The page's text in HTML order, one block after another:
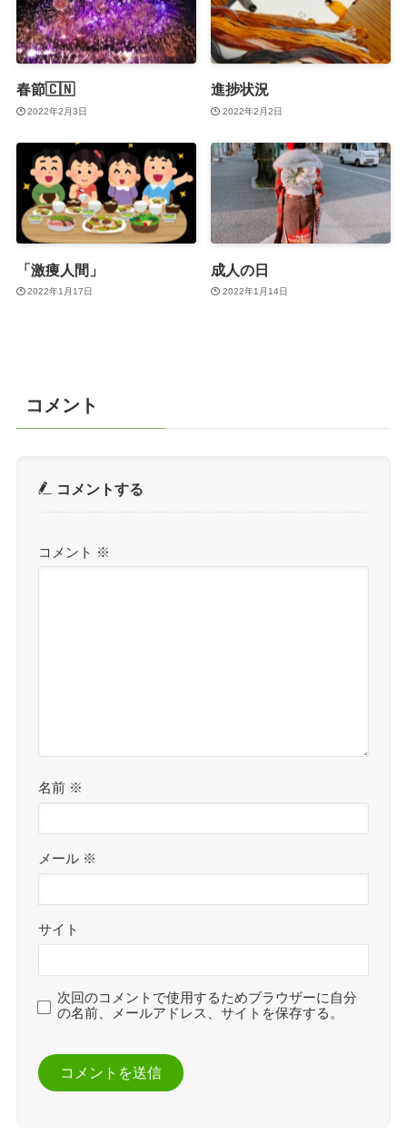
春節🇨🇳
2022年2月3日
進捗状況
2022年2月2日
「激痩人間」
2022年1月17日
成人の日
2022年1月14日
コメント
コメントする
コメント ※
名前 ※
メール ※
サイト
次回のコメントで使用するためブラウザーに自分
の名前、メールアドレス、サイトを保存する。